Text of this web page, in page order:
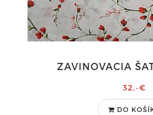
ZAVINOVACIA
32,-€
DO